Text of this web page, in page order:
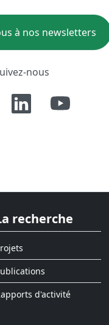
à nos newsletters
nous
recherche
d'activité